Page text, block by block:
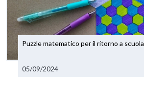
Puzzle matematico per il ritorno a scuola
05/09/2024